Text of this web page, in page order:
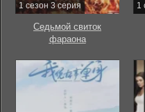
1 сезон 3 серия
Седьмой свиток
фараона
1